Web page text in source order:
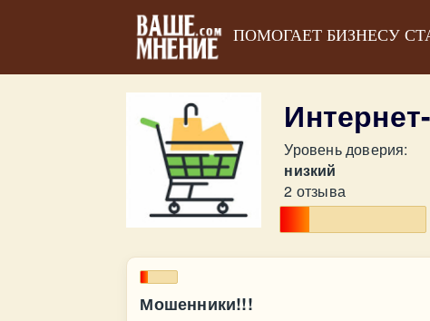
ПОМОГАЕТ БИЗНЕСУ
Уровень доверия:
низкий
2 отзыва
Мошенники!!!